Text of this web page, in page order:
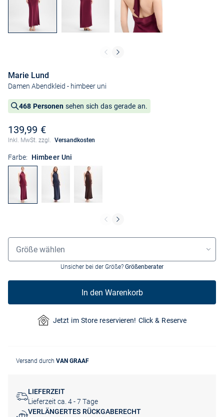
Marie Lund
Damen Abendkleid - himbeer uni
468 Personen sehen sich das gerade an.
139,99 €
Inkl. MwSt. zzgl. Versandkosten
Farbe: Himbeer Uni
Größenauswahl
Größe wählen
Unsicher bei der Größe? Größenberater
In den Warenkorb
Jetzt im Store reservieren! Click & Reserve
Versand durch VAN GRAAF
LIEFERZEIT
Lieferzeit ca. 4 - 7 Tage
VERLÄNGERTES RÜCKGABERECHT